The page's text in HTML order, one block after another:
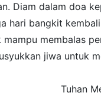
Diam dalam doa
hari bangkit
membalas
jiwa untuk
Tuhan